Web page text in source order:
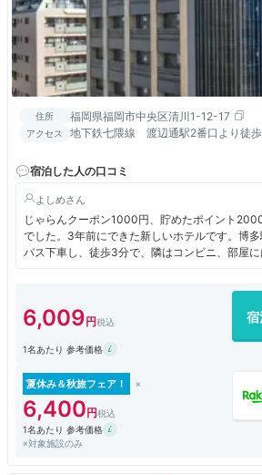
住所 福岡県福岡市中央区清川1-12-17
アクセス 地下鉄七隈線 渡辺通駅2番口より徒
宿泊した人の口コミ
よしめ
じゃらんクーポン1000円、貯めたポイント
でした。3年前にできた新しいホテルです。博
バス下車し、徒歩3分で、隣はコンビニ、部屋に
です。11時まではフロントは無人。それまでに
中身、腐らないかしら？時間に戻ってきて「で
気スタンドを貸してください」というと、キャ
カードキー、電気スタンドを手渡してくれまし
部屋で2日間過ごしました。寝るだけの人なら好
しません。
6,009 宿
1名あたり 参考価格
夏休み＆秋旅フェア！
6,400
1名あたり 参考価格
※対象施設のみ